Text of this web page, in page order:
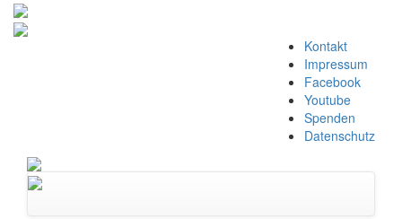
Kontakt
Impressum
Facebook
Youtube
Spenden
Datenschutz
Navigation